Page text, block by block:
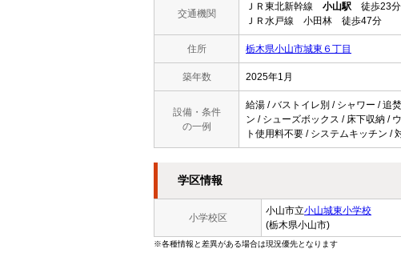
交通機関
ＪＲ東北新幹線 小山駅 徒歩23分
ＪＲ水戸線 小田林 徒歩47分
住所 栃木県小山市城東６丁目
築年数 2025年1月
設備・条件
の一例
給湯 / バストイレ別 / シャワー / 追
ン / シューズボックス / 床下収納 /
ト使用料不要 / システムキッチン /
学区情報
小学校区
小山市立小山城東小学校
(栃木県小山市)
※各種情報と差異がある場合は現況優先となります